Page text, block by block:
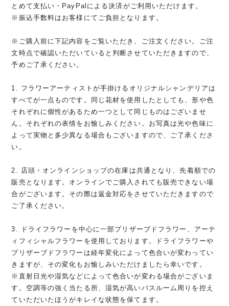
とめて支払い・PayPalによる決済がご利用いただけます。
※振込手数料はお客様にてご負担となります。
※ご購入前に下記内容をご覧いただき、ご注文ください。ご注
文時点で確認いただいていると判断させていただきますので、
予めご了承ください。
1. フラワーアーティストが手掛けるオリジナルシャンデリアは
すべてが一点ものです。同じ花材を使用したとしても、形や色
それぞれに個性があるため一つとして同じものはございませ
ん。それぞれの表情をお愉しみください。お写真は光や色味に
よって実物と多少異なる場合もございますので、ご了承くださ
い。
2. 店頭・オンラインショップの在庫は共通となり、先着順での
販売となります。オンラインでご購入されても販売できない場
合がございます。その際は返金対応をさせていただきますので
ご了承ください。
3. ドライフラワーを中心に一部プリザーブドフラワー、アーテ
ィフィシャルフラワーを使用しております。ドライフラワーや
プリザーブドフラワーは経年変化によって色合いが変わってい
きますが、その変化もお愉しみいただけましたら幸いです。
※直射日光や湿気などによって色合いが変わる場合がございま
す。空調等の強く当たる所、湿気が高いバスルーム周りを控え
ていただいたほうがキレイな状態を保てます。